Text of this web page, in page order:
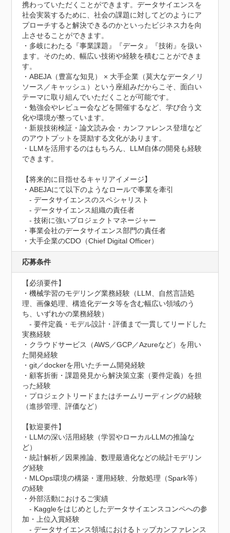
携わっていただくことができます。データサイエンスを
社会実装するために、社会の課題に対してどのようにア
プローチすると解決できるのかといったビジネス力を向
上させることができます。
・多岐にわたる『事業課題』『データ』『技術』を扱い
ます。そのため、幅広い技術や経験を積むことができま
す。
・ABEJA（豊富な知見） × 大手企業（莫大なデータ／リ
ソース／キャッシュ）という座組みだからこそ、面白い
テーマに取り組んでいただくことが可能です。
・勉強会やレビュー会などを開催するなど、学び合う文
化や環境が整っています。
・新規技術検証・論文読み会・カンファレンス登壇など
のアウトプットを奨励する文化があります。
・LLMを活用するのはもちろん、LLM自体の開発も経験
できます。
【将来的に目指せるキャリアイメージ】
・ABEJAにて以下のようなロールで事業を牽引
- データサイエンスのスペシャリスト
- データサイエンス組織の責任者
- 技術に強いプロジェクトマネージャー
・事業会社のデータサイエンス部門の責任者
・大手企業のCDO（Chief Digital Officer）
応募条件
【必須要件】
・機械学習のモデリング業務経験（LLM、自然言語処
理、画像処理、構造化データ等を含む幅広い領域のう
ち、いずれかの業務経験）
- 要件定義・モデル設計・評価まで一貫してリードした
実務経験
・クラウドサービス（AWS／GCP／Azureなど）を用い
た開発経験
・git／dockerを用いたチーム開発経験
・顧客折衝・課題発見から解決策立案（要件定義）を担
った経験
・プロジェクトリードまたはチームリーディングの経験
（進捗管理、評価など）
【歓迎要件】
・LLMの深い活用経験（学習やローカルLLMの推論な
ど）
・統計解析／因果推論、数理最適化などの統計モデリン
グ経験
・MLOps環境の構築・運用経験、分散処理（Spark等）
の経験
・外部活動におけるご実績
- Kaggleをはじめとしたデータサイエンスコンペへの参
加・上位入賞経験
- データサイエンス領域におけるトップカンファレンス